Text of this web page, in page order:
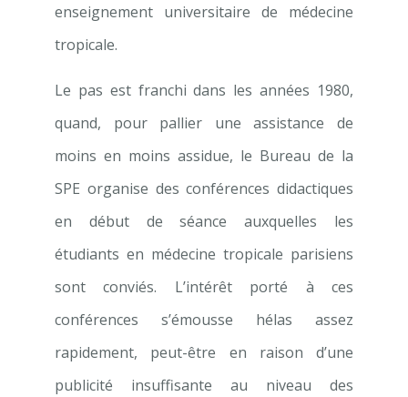
enseignement universitaire de médecine
tro­picale.
Le pas est franchi dans les années 1980,
quand, pour pallier une assistance de
moins en moins assidue, le Bureau de la
SPE organise des conférences didactiques
en début de séance auxquelles les
étudiants en médecine tropicale parisiens
sont conviés. L’intérêt porté à ces
conférences s’émousse hélas assez
rapidement, peut-être en raison d’une
publicité insuffisante au niveau des